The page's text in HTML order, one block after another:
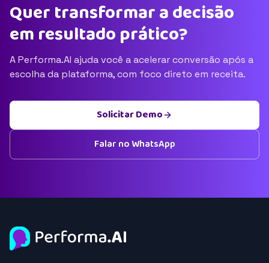
Quer transformar a decisão
em resultado prático?
A Performa.AI ajuda você a acelerar conversão após a
escolha da plataforma, com foco direto em receita.
Solicitar Demo
Falar no WhatsApp